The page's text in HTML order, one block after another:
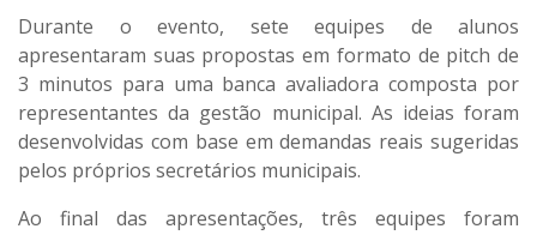
Durante o evento, sete equipes de alunos
apresentaram suas propostas em formato de pitch de
3 minutos para uma banca avaliadora composta por
representantes da gestão municipal. As ideias foram
desenvolvidas com base emdemandas reais sugeridas
pelos próprios secretários municipais.
Ao final das apresentações, três equipes foram